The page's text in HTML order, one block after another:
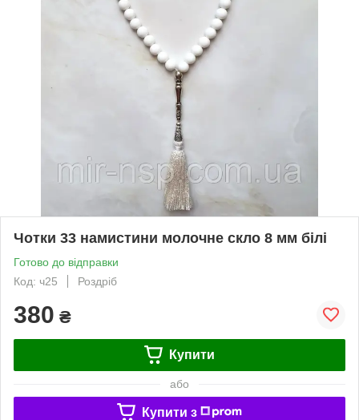
Чотки 33 намистини молочне скло 8 мм білі
Готово до відправки
Код: ч25
Роздріб
380 ₴
Купити
або
Купити з